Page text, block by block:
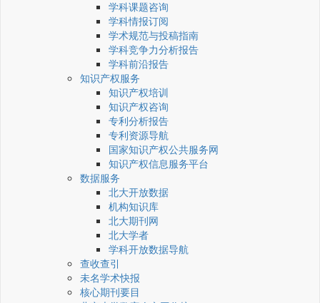
学科课题咨询
学科情报订阅
学术规范与投稿指南
学科竞争力分析报告
学科前沿报告
知识产权服务
知识产权培训
知识产权咨询
专利分析报告
专利资源导航
国家知识产权公共服务网
知识产权信息服务平台
数据服务
北大开放数据
机构知识库
北大期刊网
北大学者
学科开放数据导航
查收查引
未名学术快报
核心期刊要目